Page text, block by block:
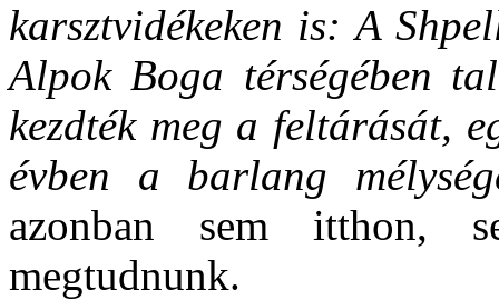
karsztvidékeken is: A
Alpok Boga térségében
kezdték meg a feltárását,
évben a barlang
azonban sem itthon,
megtudnunk.